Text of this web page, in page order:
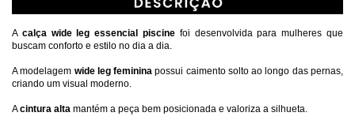
A calça wide leg essencial piscine foi desenvolvida para mulheres que
buscam conforto e estilo no dia a dia.
A modelagem wide leg feminina possui caimento solto ao longo das pernas,
criando um visual moderno.
A cintura alta mantém a peça bem posicionada e valoriza a silhueta.